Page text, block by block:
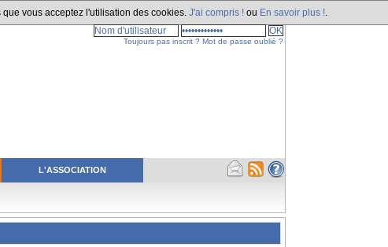
vous acceptez l'utilisation des cookies. J'ai compris ! ou En savoir plus !
L'ASSOCIATION
Toujours pas inscrit ? Mot de passe oublié ?